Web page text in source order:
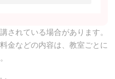
されている場合があります。
金などの内容は、教室ごとに